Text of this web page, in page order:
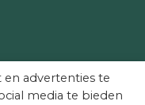
advertenties te
media te bieden